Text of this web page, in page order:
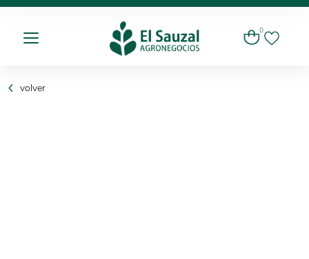
0
volver